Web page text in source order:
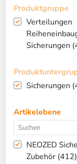
Produktgruppe
Verteilungen
Sicherungen
Sicherungen
Artikelebene
NEOZED
Zubehör (412)